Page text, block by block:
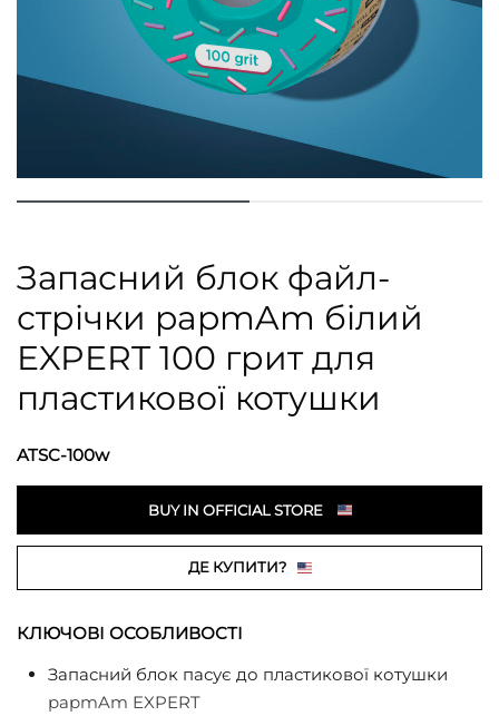
Запасний блок файл-
стрічки papmAm білий
EXPERT 100 грит для
пластикової котушки
ATSC-100w
BUY IN OFFICIAL STORE
ДЕ КУПИТИ?
КЛЮЧОВІ ОСОБЛИВОСТІ
Запасний блок пасує до пластикової котушки
papmAm EXPERT